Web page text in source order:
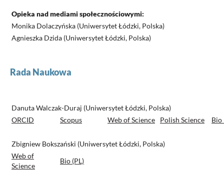
Opieka nad mediami społecznościowymi:
Monika Dolaczyńska (Uniwersytet Łódzki, Polska)
Agnieszka Dzida (Uniwersytet Łódzki, Polska)
Rada Naukowa
Danuta Walczak-Duraj (Uniwersytet Łódzki, Polska)
ORCID
Scopus Web of Science Polish Science Bio
Zbigniew Bokszański (Uniwersytet Łódzki, Polska)
Web of
Science
Bio (PL)